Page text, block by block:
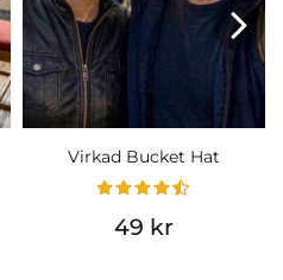
Virkad Bucket Hat
49 kr